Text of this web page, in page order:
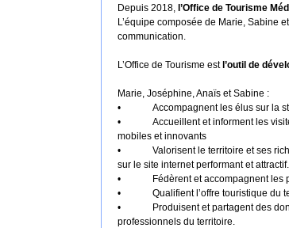
Depuis 2018, l’Office de Tourisme
L’équipe composée de Marie, Sabine
communication.
L’Office de Tourisme est l’outil de
Marie, Joséphine, Anaïs et Sabine :
•
Accompagnent les élus sur la
•
Accueillent et informent les
mobiles et innovants
•
Valorisent le territoire et ses
sur le site internet performant et
•
Fédèrent et accompagnent
•
Qualifient l’offre touristique du
•
Produisent et partagent des
professionnels du territoire.